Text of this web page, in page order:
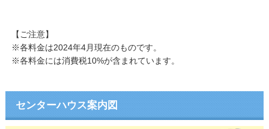
【ご注意】
※各料金は2024年4月現在のものです。
※各料金には消費税10%が含まれています。
センターハウス案内図